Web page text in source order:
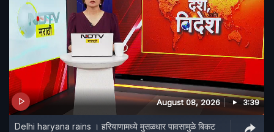
August 08, 2026 3:39
Delhi haryana rains । हरियाणामध्ये मुसळधार पावसामुळे बिकट